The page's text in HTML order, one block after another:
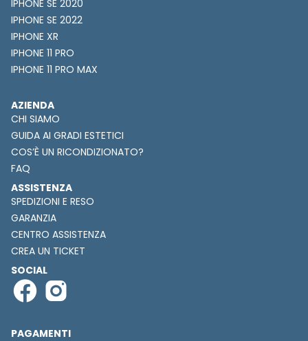
IPHONE SE 2020
IPHONE SE 2022
IPHONE XR
IPHONE 11 PRO
IPHONE 11 PRO MAX
AZIENDA
CHI SIAMO
GUIDA AI GRADI ESTETICI
COS’È UN RICONDIZIONATO?
FAQ
ASSISTENZA
SPEDIZIONI E RESO
GARANZIA
CENTRO ASSISTENZA
CREA UN TICKET
SOCIAL
PAGAMENTI